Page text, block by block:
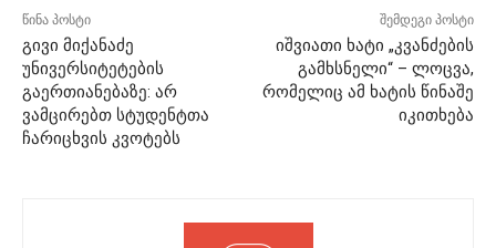
წინა პოსტი
გივი მიქანაძე
უნივერსიტეტების
გაერთიანებაზე: არ
ვამცირებთ სტუდენტთა
ჩარიცხვის კვოტებს
შემდეგი პოსტი
იშვიათი ხატი „კვანძების
გამხსნელი“ – ლოცვა,
რომელიც ამ ხატის წინაშე
იკითხება